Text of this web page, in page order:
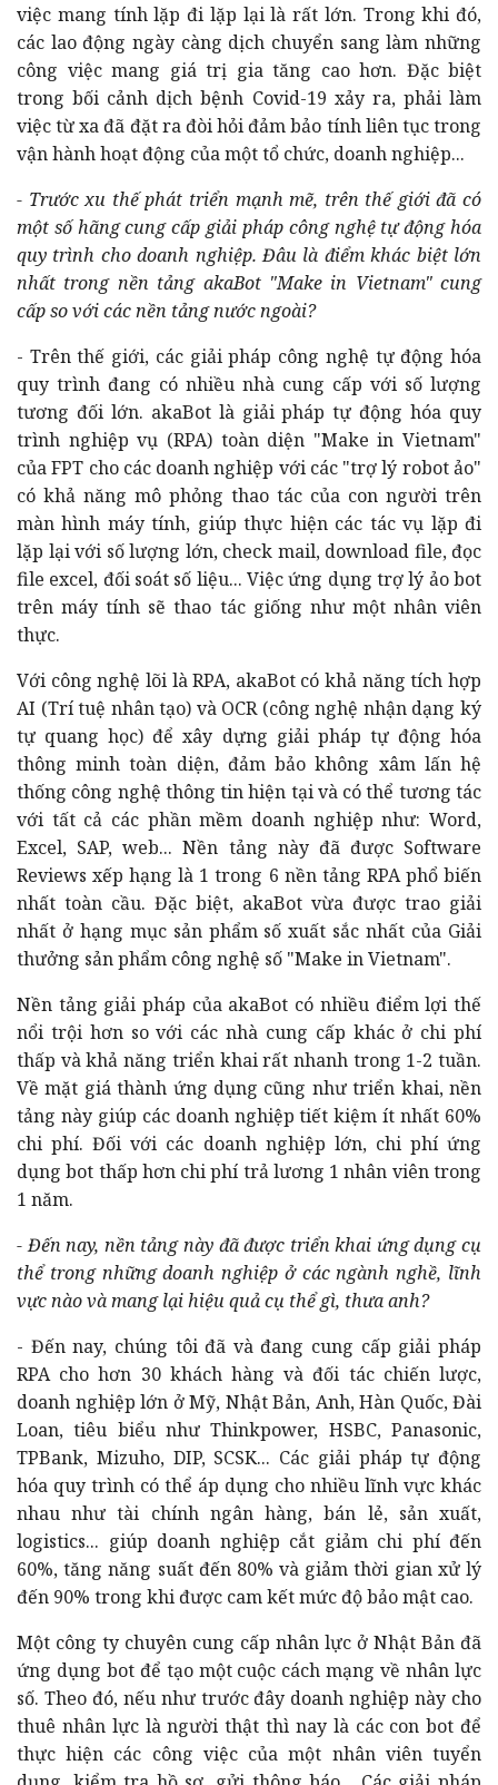
việc mang tính lặp đi lặp lại là rất lớn. Trong khi đó,
các lao động ngày càng dịch chuyển sang làm những
công việc mang giá trị gia tăng cao hơn. Đặc biệt
trong bối cảnh dịch bệnh Covid-19 xảy ra, phải làm
việc từ xa đã đặt ra đòi hỏi đảm bảo tính liên tục trong
vận hành hoạt động của một tổ chức, doanh nghiệp...
- Trước xu thế phát triển mạnh mẽ, trên thế giới đã có
một số hãng cung cấp giải pháp công nghệ tự động hóa
quy trình cho doanh nghiệp. Đâu là điểm khác biệt lớn
nhất trong nền tảng akaBot "Make in Vietnam" cung
cấp so với các nền tảng nước ngoài?
- Trên thế giới, các giải pháp công nghệ tự động hóa
quy trình đang có nhiều nhà cung cấp với số lượng
tương đối lớn. akaBot là giải pháp tự động hóa quy
trình nghiệp vụ (RPA) toàn diện "Make in Vietnam"
của FPT cho các doanh nghiệp với các "trợ lý robot ảo"
có khả năng mô phỏng thao tác của con người trên
màn hình máy tính, giúp thực hiện các tác vụ lặp đi
lặp lại với số lượng lớn, check mail, download file, đọc
file excel, đối soát số liệu... Việc ứng dụng trợ lý ảo bot
trên máy tính sẽ thao tác giống như một nhân viên
thực.
Với công nghệ lõi là RPA, akaBot có khả năng tích hợp
AI (Trí tuệ nhân tạo) và OCR (công nghệ nhận dạng ký
tự quang học) để xây dựng giải pháp tự động hóa
thông minh toàn diện, đảm bảo không xâm lấn hệ
thống công nghệ thông tin hiện tại và có thể tương tác
với tất cả các phần mềm doanh nghiệp như: Word,
Excel, SAP, web... Nền tảng này đã được Software
Reviews xếp hạng là 1 trong 6 nền tảng RPA phổ biến
nhất toàn cầu. Đặc biệt, akaBot vừa được trao giải
nhất ở hạng mục sản phẩm số xuất sắc nhất của Giải
thưởng sản phẩm công nghệ số "Make in Vietnam".
Nền tảng giải pháp của akaBot có nhiều điểm lợi thế
nổi trội hơn so với các nhà cung cấp khác ở chi phí
thấp và khả năng triển khai rất nhanh trong 1-2 tuần.
Về mặt giá thành ứng dụng cũng như triển khai, nền
tảng này giúp các doanh nghiệp tiết kiệm ít nhất 60%
chi phí. Đối với các doanh nghiệp lớn, chi phí ứng
dụng bot thấp hơn chi phí trả lương 1 nhân viên trong
1 năm.
- Đến nay, nền tảng này đã được triển khai ứng dụng cụ
thể trong những doanh nghiệp ở các ngành nghề, lĩnh
vực nào và mang lại hiệu quả cụ thể gì, thưa anh?
- Đến nay, chúng tôi đã và đang cung cấp giải pháp
RPA cho hơn 30 khách hàng và đối tác chiến lược,
doanh nghiệp lớn ở Mỹ, Nhật Bản, Anh, Hàn Quốc, Đài
Loan, tiêu biểu như Thinkpower, HSBC, Panasonic,
TPBank, Mizuho, DIP, SCSK... Các giải pháp tự động
hóa quy trình có thể áp dụng cho nhiều lĩnh vực khác
nhau như tài chính ngân hàng, bán lẻ, sản xuất,
logistics... giúp doanh nghiệp cắt giảm chi phí đến
60%, tăng năng suất đến 80% và giảm thời gian xử lý
đến 90% trong khi được cam kết mức độ bảo mật cao.
Một công ty chuyên cung cấp nhân lực ở Nhật Bản đã
ứng dụng bot để tạo một cuộc cách mạng về nhân lực
số. Theo đó, nếu như trước đây doanh nghiệp này cho
thuê nhân lực là người thật thì nay là các con bot để
thực hiện các công việc của một nhân viên tuyển